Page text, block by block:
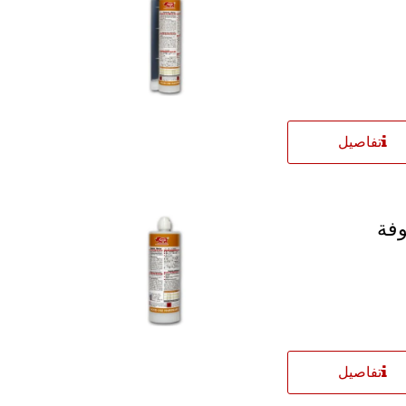
تفاصيل
تفاصيل